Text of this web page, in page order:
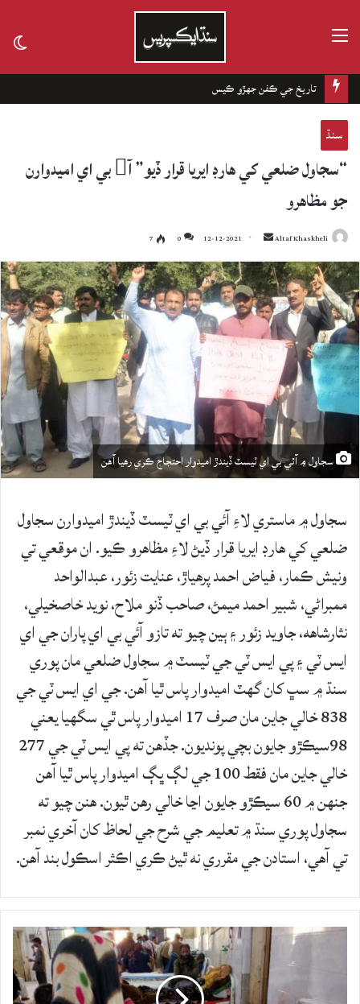
تاريخ جي ڪفن جھڙو ڪيس
سنڌ
“سجاول ضلعي کي هارڊ ايريا قرار ڏيو” آ بي اي اميدوارن
جو مظاهرو
Altaf Khaskheli
Send
an
email
12-12-2021
0
7
سجاول ۾ آئي بي اي ٽيسٽ ڏيندڙ اميدوار احتجاج ڪري رهيا آهن
سجاول ۾ ماستري لاءِ آئي بي اي ٽيسٽ ڏيندڙ اميدوارن سجاول
ضلعي کي ھارڊ ايريا قرار ڏيڻ لاءِ مظاهرو ڪيو. ان موقعي تي
ونيش ڪمار، فياض احمد پرھياڙ، عنايت زئور، عبدالواحد
ممبراڻي، شبير احمد ميمڻ، صاحب ڏنو ملاح، نويد خاصخيلي،
نثارشاهه، جاويد زئور ۽ ٻين چيو ته تازو آئي بي اي پاران جي اي
ايس ٽي ۽ پي ايس ٽي جي ٽيسٽ ۾ سجاول ضلعي مان پوري
سنڌ ۾ سڀ کان گھٽ اميدوار پاس ٿيا آهن. جي اي ايس ٽي جي
838 خالي جاين مان صرف 17 اميدوار پاس ٿي سگھيا يعني
98سيڪڙو جايون بچي پونديون. جڏهن ته پي ايس ٽي جي 277
خالي جاين مان فقط 100 جي لڳ ڀڳ اميدوار پاس ٿيا آهن
جنهن ۾ 60 سيڪڙو جايون اڃا خالي رھن ٿيون. هنن چيو ته
سجاول پوري سنڌ ۾ تعليم جي شرح جي لحاظ کان آخري نمبر
تي آهي، استادن جي مقرري نه ٿيڻ ڪري اڪثر اسڪول بند آهن.